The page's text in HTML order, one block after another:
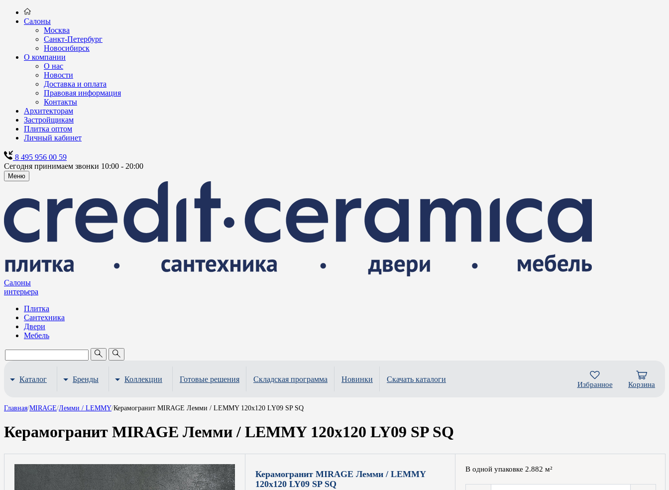
Салоны
Москва
Санкт-Петербург
Новосибирск
О компании
О нас
Новости
Доставка и оплата
Правовая информация
Контакты
Архитекторам
Застройщикам
Плитка оптом
Личный кабинет
8 495 956 00 59
Сегодня принимаем звонки 10:00 - 20:00
Меню
Салоны
интерьера
Плитка
Сантехника
Двери
Мебель
Каталог Бренды Коллекции Готовые решения Складская программа Новинки Скачать каталоги
Избранное Корзина
Главная/MIRAGE/Лемми / LEMMY/Керамогранит MIRAGE Лемми / LEMMY 120x120 LY09 SP SQ
Керамогранит MIRAGE Лемми / LEMMY 120x120 LY09 SP SQ
Керамогранит MIRAGE Лемми / LEMMY
120x120 LY09 SP SQ
В одной упаковке 2.882 м²